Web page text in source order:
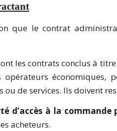
que le contrat
les contrats conclus à
économiques,
de services. Ils doivent
d’accès à la commande
acheteurs.